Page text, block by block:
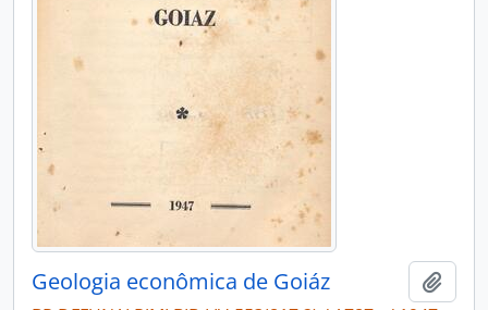
Geologia econômica de Goiáz